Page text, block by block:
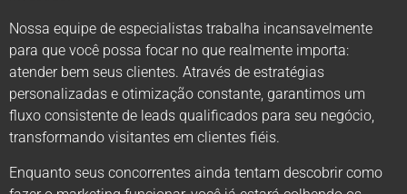
Nossa equipe de especialistas trabalha incansavelmente
para que você possa focar no que realmente importa:
atender bem seus clientes. Através de estratégias
personalizadas e otimização constante, garantimos um
fluxo consistente de leads qualificados para seu negócio,
transformando visitantes em clientes fiéis.
Enquanto seus concorrentes ainda tentam descobrir como